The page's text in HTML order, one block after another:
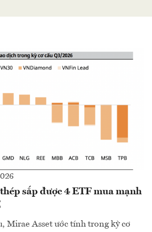
sắp được 4 ETF mua mạnh
Mirae Asset ước tính trong kỳ cơ